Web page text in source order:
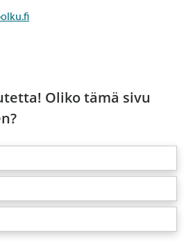
Opetusta
ajantasa/2018/20180714
Oliko tämä sivu